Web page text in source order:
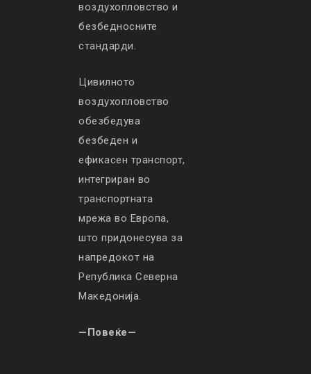
воздухопловство и
безбедносните
стандарди.
Цивилното
воздухопловство
обезбедува
безбеден и
ефикасен транспорт,
интегриран во
транспортната
мрежа во Европа,
што придонесува за
напредокот на
Република Северна
Македонија.
—Повеќе—